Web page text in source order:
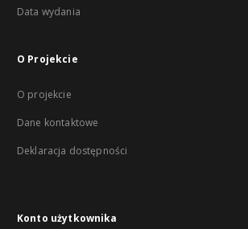
Data wydania
O Projekcie
O projekcie
Dane kontaktowe
Deklaracja dostępności
Konto użytkownika